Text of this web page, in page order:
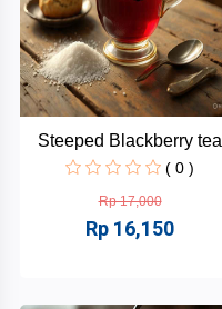
Steeped Blackberry tea
( 0 )
Rp 17,000
Rp 16,150